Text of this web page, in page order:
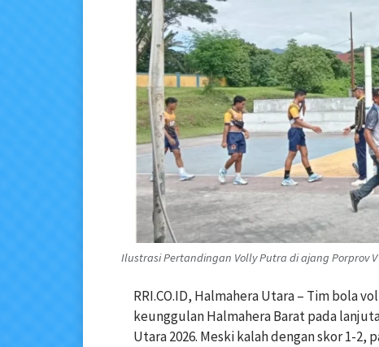
Ilustrasi Pertandingan Volly Putra di ajang Porprov
RRI.CO.ID, Halmahera Utara – Tim bola
keunggulan Halmahera Barat pada
Utara 2026. Meski kalah dengan skor 1-